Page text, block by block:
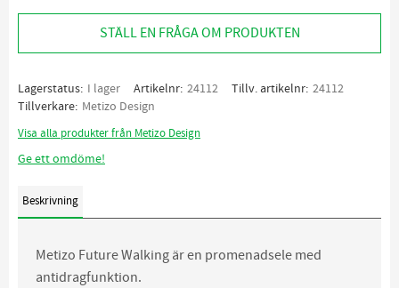
STÄLL EN FRÅGA OM PRODUKTEN
Lagerstatus I lager Artikelnr 24112 Tillv. artikelnr 24112
Tillverkare Metizo Design
Visa alla produkter från Metizo Design
Ge ett omdöme!
Beskrivning
Metizo Future Walking är en promenadsele med
antidragfunktion.